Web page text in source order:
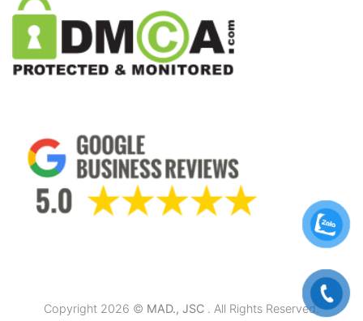
Copyright 2026 © MAD., JSC . All Rights Reserved.